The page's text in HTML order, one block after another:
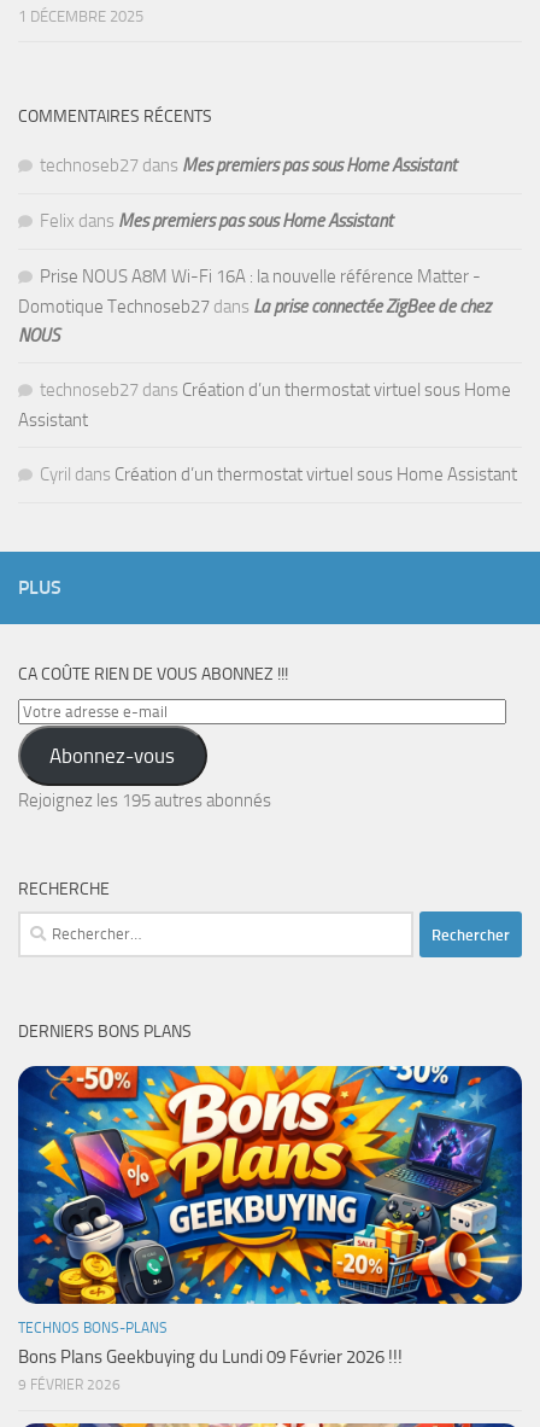
1 DÉCEMBRE 2025
COMMENTAIRES RÉCENTS
technoseb27 dans Mes premiers pas sous Home Assistant
Felix dans Mes premiers pas sous Home Assistant
Prise NOUS A8M Wi-Fi 16A : la nouvelle référence Matter -
Domotique Technoseb27 dans La prise connectée ZigBee de chez
NOUS
technoseb27 dans Création d’un thermostat virtuel sous Home
Assistant
Cyril dans Création d’un thermostat virtuel sous Home Assistant
PLUS
CA COÛTE RIEN DE VOUS ABONNEZ !!!
Votre
adresse
e-
mail
Abonnez-vous
Rejoignez les 195 autres abonnés
RECHERCHE
Rechercher :
DERNIERS BONS PLANS
TECHNOS BONS-PLANS
Bons Plans Geekbuying du Lundi 09 Février 2026 !!!
9 FÉVRIER 2026